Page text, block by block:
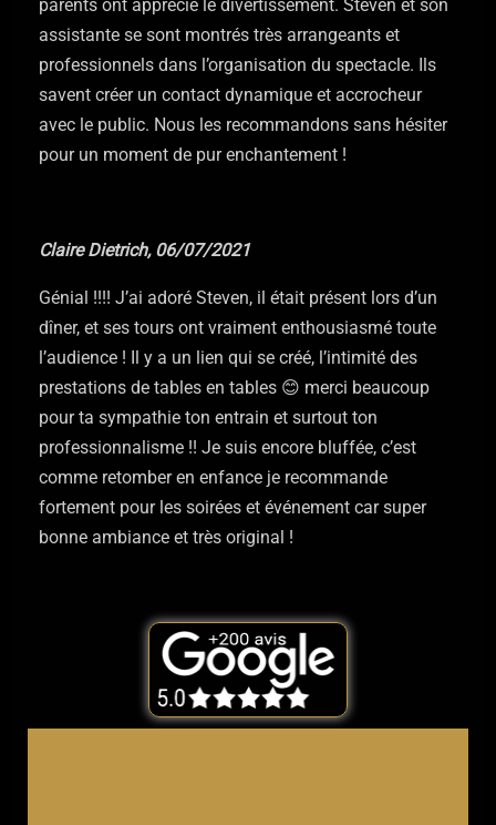
parents ont apprécié le divertissement. Steven et son
assistante se sont montrés très arrangeants et
professionnels dans l’organisation du spectacle. Ils
savent créer un contact dynamique et accrocheur
avec le public. Nous les recommandons sans hésiter
pour un moment de pur enchantement !
Claire Dietrich, 06/07/2021
Génial !!!! J’ai adoré Steven, il était présent lors d’un
dîner, et ses tours ont vraiment enthousiasmé toute
l’audience ! Il y a un lien qui se créé, l’intimité des
prestations de tables en tables 😊 merci beaucoup
pour ta sympathie ton entrain et surtout ton
professionnalisme !! Je suis encore bluffée, c’est
comme retomber en enfance je recommande
fortement pour les soirées et événement car super
bonne ambiance et très original !